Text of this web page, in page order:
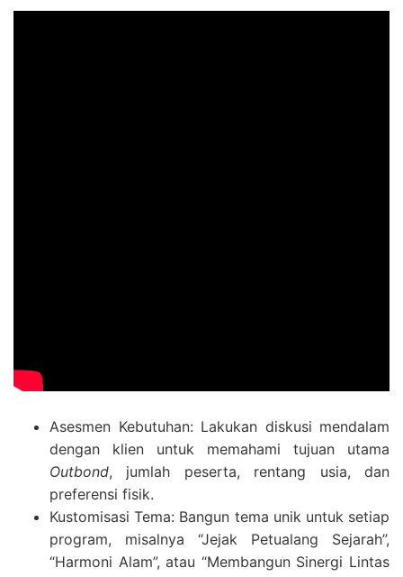
Asesmen Kebutuhan: Lakukan diskusi mendalam
dengan klien untuk memahami tujuan utama
Outbond, jumlah peserta, rentang usia, dan
preferensi fisik.
Kustomisasi Tema: Bangun tema unik untuk setiap
program, misalnya “Jejak Petualang Sejarah”,
“Harmoni Alam”, atau “Membangun Sinergi Lintas